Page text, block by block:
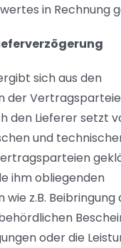
in Rechnung
sich aus den
der
den Lieferer setzt
und
ihm obliegenden
z.B. Beibringung
oder die